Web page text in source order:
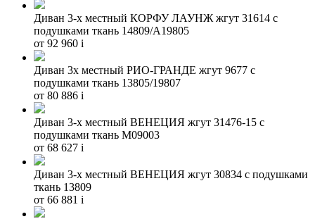
Диван 3-х местный КОРФУ ЛАУНЖ жгут 31614 с
подушками ткань 14809/А19805
от 92 960 i
Диван 3х местный РИО-ГРАНДЕ жгут 9677 с
подушками ткань 13805/19807
от 80 886 i
Диван 3-х местный ВЕНЕЦИЯ жгут 31476-15 с
подушками ткань М09003
от 68 627 i
Диван 3-х местный ВЕНЕЦИЯ жгут 30834 с подушками
ткань 13809
от 66 881 i